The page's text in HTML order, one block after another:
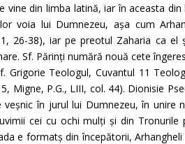
vine din limba latină, iar în aceasta
voia lui Dumnezeu, așa cum
26-38), iar pe preotul Zaharia ca
Sf. Părinți numără nouă cete
Grigorie Teologul, Cuvantul 11
Migne, P.G., LIII, col. 44). Dionisie
veșnic în jurul lui Dumnezeu, în
cei cu ochi mulți și din
e formatș din începătorii,